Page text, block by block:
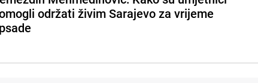
održati živim Sarajevo za vrijeme